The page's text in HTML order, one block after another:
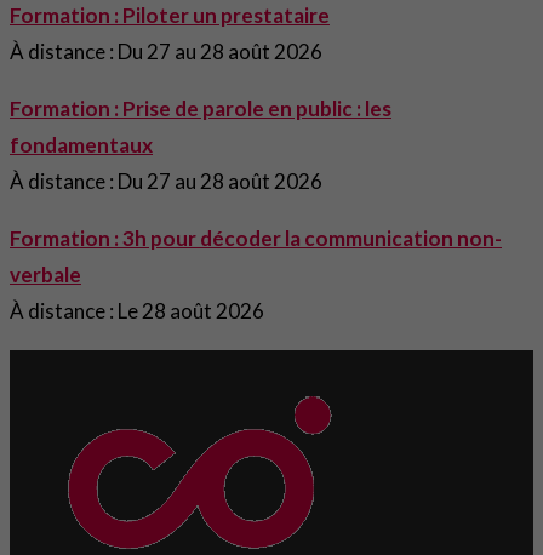
Formation : Piloter un prestataire
À distance : Du 27 au 28 août 2026
Formation : Prise de parole en public : les
fondamentaux
À distance : Du 27 au 28 août 2026
Formation : 3h pour décoder la communication non-
verbale
À distance : Le 28 août 2026